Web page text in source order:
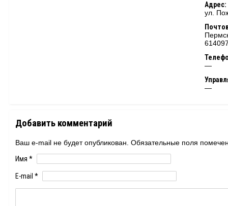
Адрес:
ул.
—
—
Добавить комментарий
Ваш e-mail не будет опубликован. Обязательные поля
Имя *
E-mail *